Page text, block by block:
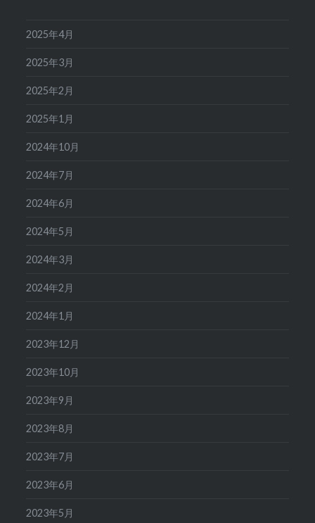
2025年4月
2025年3月
2025年2月
2025年1月
2024年10月
2024年7月
2024年6月
2024年5月
2024年3月
2024年2月
2024年1月
2023年12月
2023年10月
2023年9月
2023年8月
2023年7月
2023年6月
2023年5月